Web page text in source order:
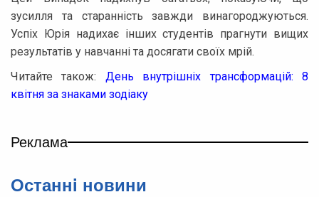
зусилля та старанність завжди винагороджуються.
Успіх Юрія надихає інших студентів прагнути вищих
результатів у навчанні та досягати своїх мрій.
Читайте також: День внутрішніх трансформацій: 8
квітня за знаками зодіаку
Реклама
Останнi новини